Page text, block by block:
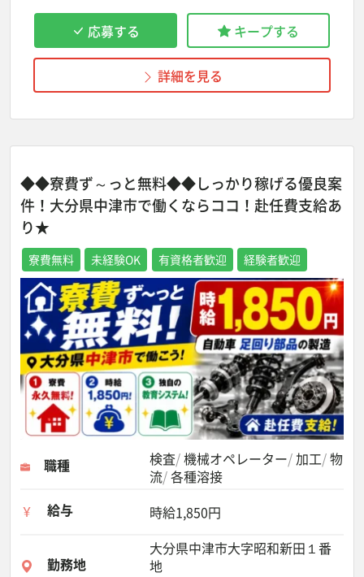
応募する キープする
詳細を見る
◆◆寮費ず～っと無料◆◆しっかり稼げる優良案
件！大分県中津市で働くならココ！赴任費支給あ
り★
寮費無料 未経験OK 有資格者歓迎 経験者歓迎
職種 検査 機械オペレーター 加工 物
流 各種溶接
給与
時給1,850円
勤務地
大分県中津市大字昭和新田１番
地